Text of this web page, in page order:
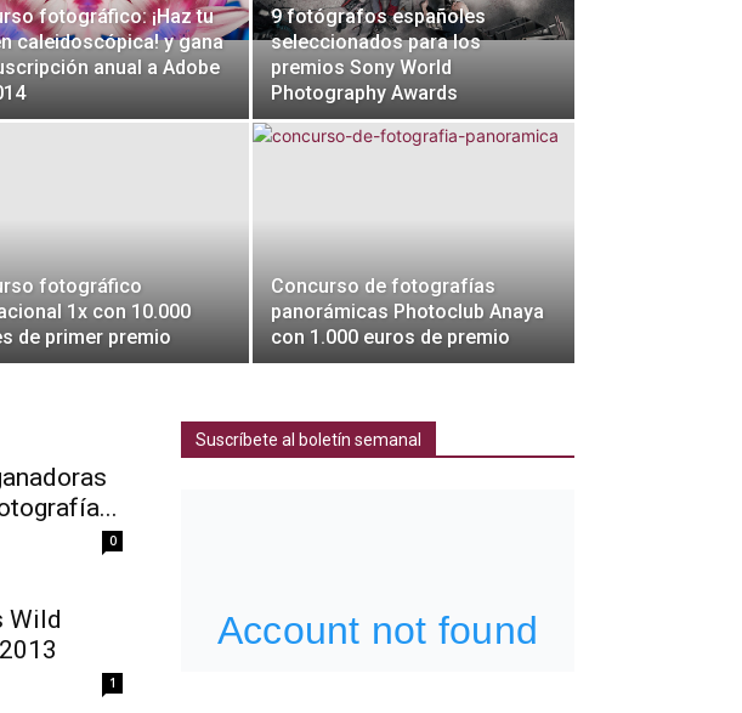
fotográfico: ¡Haz tu
caleidoscópica! y gana
anual a Adobe
9 fotógrafos españoles
seleccionados para los
premios Sony World
Photography Awards
fotográfico
1x con 10.000
de primer premio
Concurso de fotografías
panorámicas Photoclub Anaya
con 1.000 euros de premio
0
Wild
1
Suscríbete al boletín semanal